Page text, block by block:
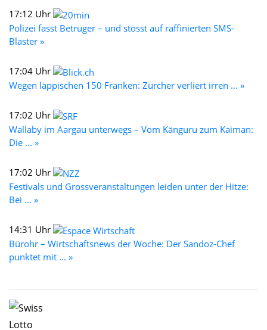
17:12 Uhr
Polizei fasst Betrüger – und stösst auf raffinierten SMS-
Blaster »
17:04 Uhr
Wegen läppischen 150 Franken: Zürcher verliert irren ... »
17:02 Uhr
Wallaby im Aargau unterwegs – Vom Känguru zum Kaiman:
Die ... »
17:02 Uhr
Festivals und Grossveranstaltungen leiden unter der Hitze:
Bei ... »
14:31 Uhr
Bürohr – Wirtschaftsnews der Woche: Der Sandoz-Chef
punktet mit ... »